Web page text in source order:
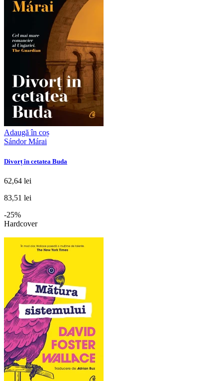
Adaugă în coș
Sándor Márai
Divorț în cetatea Buda
62,64 lei
83,51 lei
-25%
Hardcover